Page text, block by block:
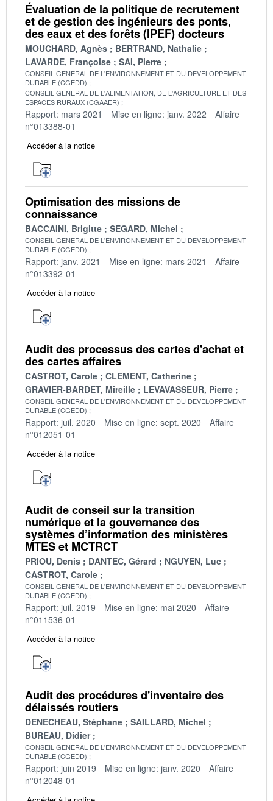
Évaluation de la politique de recrutement
et de gestion des ingénieurs des ponts,
des eaux et des forêts (IPEF) docteurs
MOUCHARD, Agnès
BERTRAND, Nathalie
LAVARDE, Françoise
SAI, Pierre
CONSEIL GENERAL DE L'ENVIRONNEMENT ET DU DEVELOPPEMENT
DURABLE (CGEDD)
CONSEIL GENERAL DE L'ALIMENTATION, DE L'AGRICULTURE ET DES
ESPACES RURAUX (CGAAER)
Rapport: mars 2021 Mise en ligne: janv. 2022
Affaire
n°013388-01
Accéder à la notice
Optimisation des missions de
connaissance
BACCAINI, Brigitte SEGARD, Michel
CONSEIL GENERAL DE L'ENVIRONNEMENT ET DU DEVELOPPEMENT
DURABLE (CGEDD)
Rapport: janv. 2021 Mise en ligne: mars 2021
Affaire
n°013392-01
Accéder à la notice
Audit des processus des cartes d'achat et
des cartes affaires
CASTROT, Carole
CLEMENT, Catherine
GRAVIER-BARDET, Mireille
LEVAVASSEUR, Pierre
CONSEIL GENERAL DE L'ENVIRONNEMENT ET DU DEVELOPPEMENT
DURABLE (CGEDD)
Rapport: juil. 2020 Mise en ligne: sept. 2020
Affaire
n°012051-01
Accéder à la notice
Audit de conseil sur la transition
numérique et la gouvernance des
systèmes d’information des ministères
MTES et MCTRCT
PRIOU, Denis DANTEC, Gérard
NGUYEN, Luc
CASTROT, Carole
CONSEIL GENERAL DE L'ENVIRONNEMENT ET DU DEVELOPPEMENT
DURABLE (CGEDD)
Rapport: juil. 2019 Mise en ligne: mai 2020
Affaire
n°011536-01
Accéder à la notice
Audit des procédures d'inventaire des
délaissés routiers
DENECHEAU, Stéphane
SAILLARD, Michel
BUREAU, Didier
CONSEIL GENERAL DE L'ENVIRONNEMENT ET DU DEVELOPPEMENT
DURABLE (CGEDD)
Rapport: juin 2019 Mise en ligne: janv. 2020
Affaire
n°012048-01